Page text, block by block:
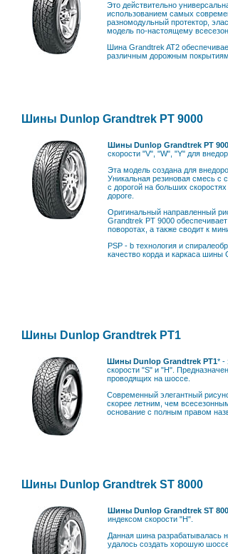
Это действительно
использованием самых
разномодульный протектор,
модель по-настоящему
Шина Grandtrek AT2
различным дорожным покрытиям.
Шины Dunlop Grandtrek PT 9000
Шины Dunlop Grandtrek PT
скорости "V", "W", "Y" для
Эта модель создана для
Уникальная резиновая смесь с
с дорогой на больших
дороге.
Оригинальный направленный
Grandtrek PT 9000
поворотах, а также сводит к
PSP - b технология и
качество корда и каркаса шины
Шины Dunlop Grandtrek PT1
Шины Dunlop Grandtrek PT1* -
скорости "S" и "Н".
проводящих на шоссе.
Современный элегантный
скорее летним, чем
основание с полным правом
Шины Dunlop Grandtrek ST 8000
Шины Dunlop Grandtrek ST
индексом скорости "Н".
Данная шина разрабатывалась
удалось создать хорошую